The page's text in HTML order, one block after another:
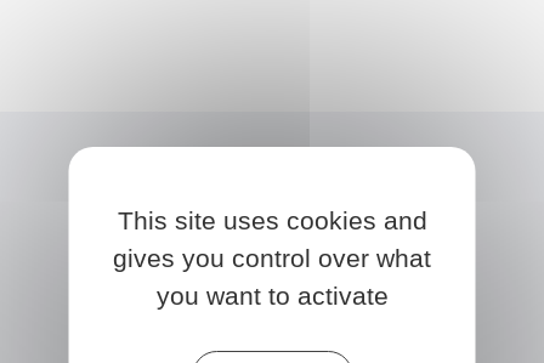
This site uses cookies and
gives you control over what
you want to activate